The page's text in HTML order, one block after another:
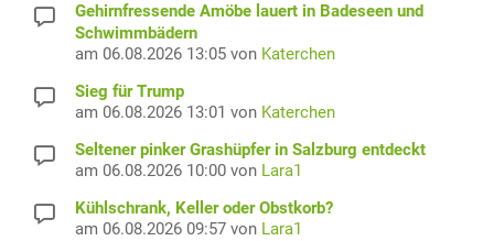
Gehirnfressende Amöbe lauert in Badeseen und
Schwimmbädern
am 06.08.2026 13:05 von Katerchen
Sieg für Trump
am 06.08.2026 13:01 von Katerchen
Seltener pinker Grashüpfer in Salzburg entdeckt
am 06.08.2026 10:00 von Lara1
Kühlschrank, Keller oder Obstkorb?
am 06.08.2026 09:57 von Lara1